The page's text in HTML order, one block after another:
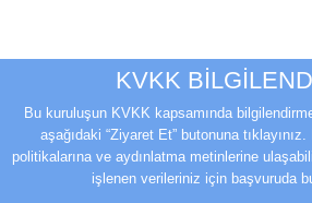
KVKK
Bu kuruluşun KVKK kapsamında
aşağıdaki “Ziyaret Et” butonuna
politikalarına ve aydınlatma metinlerine
işlenen verileriniz için başvuruda